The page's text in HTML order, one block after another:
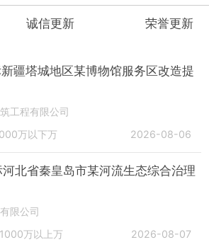
诚信更新 荣誉更新
疆塔城地区某博物馆服务区改造提
工程有限公司
万以下万 2026-08-06
北省秦皇岛市某河流生态综合治理
限公司
1000万以上万 2026-08-07